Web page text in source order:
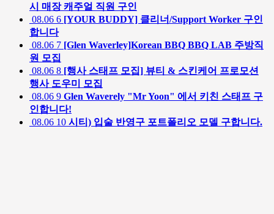
시 매장 캐주얼 직원 구인
08.06 6 [YOUR BUDDY] 클리너/Support Worker 구인
합니다
08.06 7 [Glen Waverley]Korean BBQ BBQ LAB 주방직
원 모집
08.06 8 [행사 스태프 모집] 뷰티 & 스킨케어 프로모션
행사 도우미 모집
08.06 9 Glen Waverely "Mr Yoon" 에서 키친 스태프 구
인합니다!
08.06 10 시티) 입술 반영구 포트폴리오 모델 구합니다.